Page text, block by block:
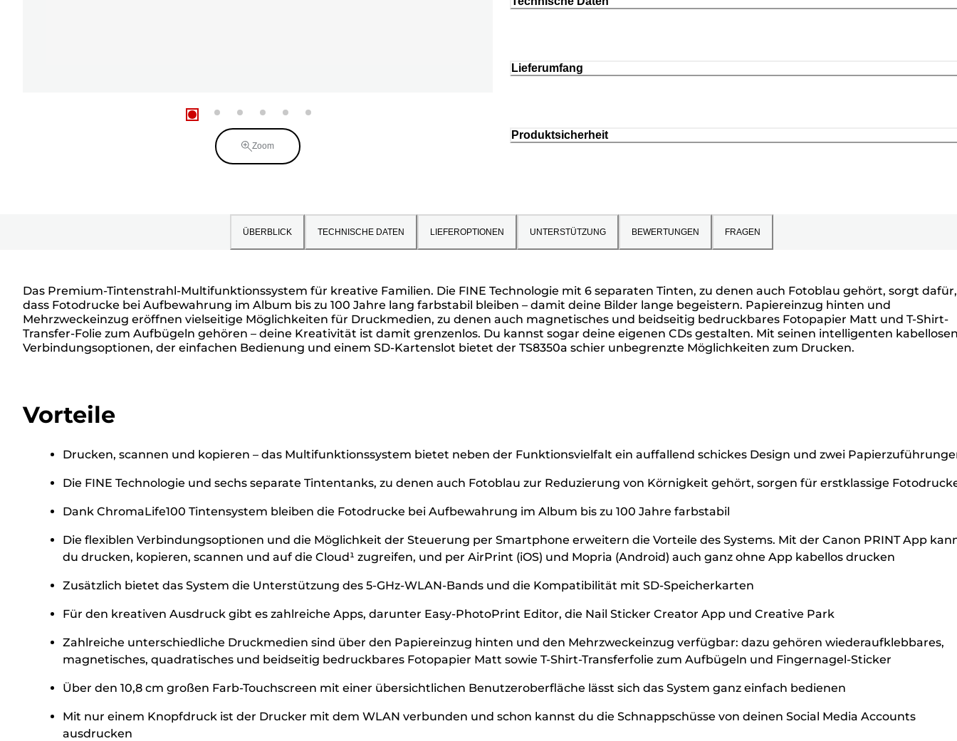
Zoom
Lieferumfang
Produktsicherheit
ÜBERBLICK TECHNISCHE DATEN LIEFEROPTIONEN UNTERSTÜTZUNG BEWERTUNGEN FRAGEN
Das Premium-Tintenstrahl-Multifunktionssystem für kreative Familien. Die FINE Technologie mit 6 separaten Tinten, zu denen auch Fotoblau gehört, sorgt dafür,
dass Fotodrucke bei Aufbewahrung im Album bis zu 100 Jahre lang farbstabil bleiben – damit deine Bilder lange begeistern. Papiereinzug hinten und
Mehrzweckeinzug eröffnen vielseitige Möglichkeiten für Druckmedien, zu denen auch magnetisches und beidseitig bedruckbares Fotopapier Matt und T-Shirt-
Transfer-Folie zum Aufbügeln gehören – deine Kreativität ist damit grenzenlos. Du kannst sogar deine eigenen CDs gestalten. Mit seinen intelligenten
Verbindungsoptionen, der einfachen Bedienung und einem SD-Kartenslot bietet der TS8350a schier unbegrenzte Möglichkeiten zum Drucken.
Vorteile
Drucken, scannen und kopieren – das Multifunktionssystem bietet neben der Funktionsvielfalt ein auffallend schickes Design und zwei
Die FINE Technologie und sechs separate Tintentanks, zu denen auch Fotoblau zur Reduzierung von Körnigkeit gehört, sorgen für erstklassige
Dank ChromaLife100 Tintensystem bleiben die Fotodrucke bei Aufbewahrung im Album bis zu 100 Jahre farbstabil
Die flexiblen Verbindungsoptionen und die Möglichkeit der Steuerung per Smartphone erweitern die Vorteile des Systems. Mit der Canon PRINT App
du drucken, kopieren, scannen und auf die Cloud¹ zugreifen, und per AirPrint (iOS) und Mopria (Android) auch ganz ohne App kabellos drucken
Zusätzlich bietet das System die Unterstützung des 5-GHz-WLAN-Bands und die Kompatibilität mit SD-Speicherkarten
Für den kreativen Ausdruck gibt es zahlreiche Apps, darunter Easy-PhotoPrint Editor, die Nail Sticker Creator App und Creative Park
Zahlreiche unterschiedliche Druckmedien sind über den Papiereinzug hinten und den Mehrzweckeinzug verfügbar: dazu gehören wiederaufklebbares,
magnetisches, quadratisches und beidseitig bedruckbares Fotopapier Matt sowie T-Shirt-Transferfolie zum Aufbügeln und Fingernagel-Sticker
Über den 10,8 cm großen Farb-Touchscreen mit einer übersichtlichen Benutzeroberfläche lässt sich das System ganz einfach bedienen
Mit nur einem Knopfdruck ist der Drucker mit dem WLAN verbunden und schon kannst du die Schnappschüsse von deinen Social Media Accounts
ausdrucken